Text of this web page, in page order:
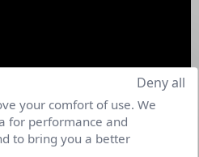
your comfort of use. We
for performance and
to bring you a better
Deny all